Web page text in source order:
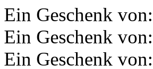
Ein Geschenk von:
Ein Geschenk von:
Ein Geschenk von: